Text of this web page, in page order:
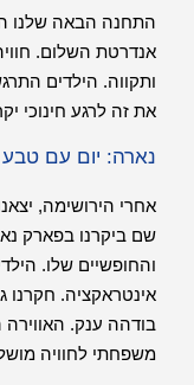
התחנה הבאה שלנו
אנדרטת השלום.
ותקווה. הילדים
את זה לרגע חינוכי
נארה: יום עם טבע
אחרי הירושימה,
שם ביקרנו בפארק
והחופשיים שלו.
אינטראקציה. חקרנו
בודהה ענק. האווירה
משפחתי לחוויה